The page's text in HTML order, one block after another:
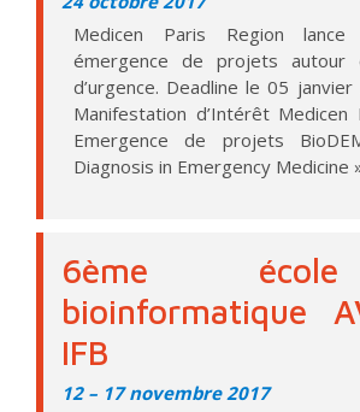
Medicen Paris Region lance
émergence de projets autour
d’urgence. Deadline le 05
Manifestation d’Intérêt Medicen
Emergence de projets
Diagnosis in Emergency Medicine
6ème
bioinformatique
IFB
12– 17 novembre 2017